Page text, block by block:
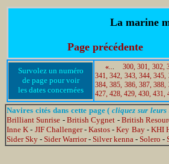
La marine
Page précédente
Survolez un numéro
de page pour voir
les dates concernées
«... 300, 301, 302,
341, 342, 343, 344, 345,
384, 385, 386, 387, 388,
427, 428, 429, 430, 431,
Navires cités dans cette page ( cliquez sur leurs
Brilliant Sunrise - British Cygnet - British
Inne K - JIF Challenger-Kastos -Key Bay- KHI
Sider Sky - Sider Warrior- Silver kenna - Solero -